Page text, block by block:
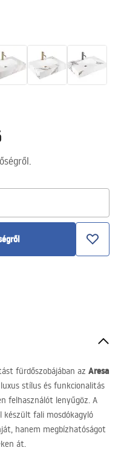
fürdőszobájában az Aresa
stílus és funkcionalitás
felhasználót lenyűgöz. A
készült fali mosdókagyló
hanem megbízhatóságot
át.